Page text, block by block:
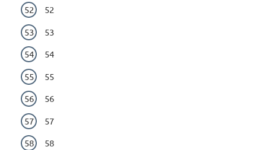
52
53
54
55
56
57
58